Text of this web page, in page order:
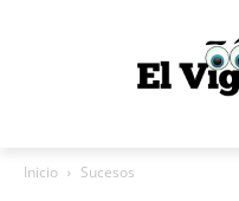
Inicio Sucesos